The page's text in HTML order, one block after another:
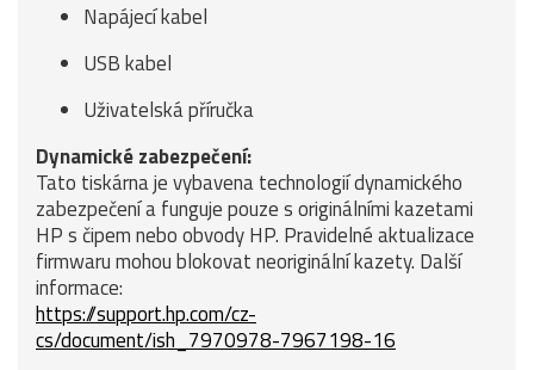
Napájecí kabel
USB kabel
Uživatelská příručka
Dynamické zabezpečení:
Tato tiskárna je vybavena technologií dynamického
zabezpečení a funguje pouze s originálními kazetami
HP s čipem nebo obvody HP. Pravidelné aktualizace
firmwaru mohou blokovat neoriginální kazety. Další
informace:
https://support.hp.com/cz-
cs/document/ish_7970978-7967198-16